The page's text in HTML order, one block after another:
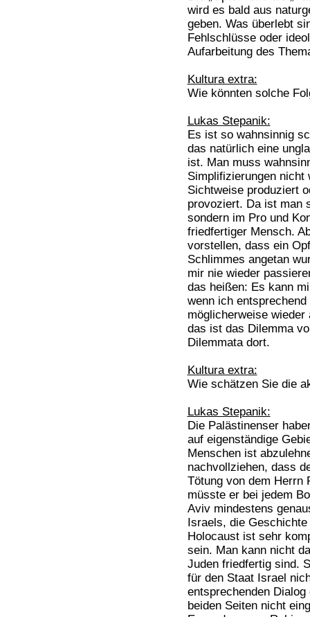
wird es bald aus
geben. Was überlebt
Fehlschlüsse oder
Aufarbeitung des
Kultura extra:
Wie könnten solche
Lukas Stepanik:
Es ist so wahnsinnig
das natürlich eine
ist. Man muss
Simplifizierungen nicht
Sichtweise produziert
provoziert. Da ist man
sondern im Pro und
friedfertiger Mensch.
vorstellen, dass ein
Schlimmes angetan
mir nie wieder
das heißen: Es kann
wenn ich
möglicherweise wieder
das ist das Dilemma
Dilemmata dort.
Kultura extra:
Wie schätzen Sie die
Lukas Stepanik:
Die Palästinenser
auf eigenständige
Menschen ist
nachvollziehen, dass
Tötung von dem Herrn
müsste er bei jedem
Aviv mindestens
Israels, die
Holocaust ist sehr
sein. Man kann nicht
Juden friedfertig sind.
für den Staat Israel
entsprechenden
beiden Seiten nicht